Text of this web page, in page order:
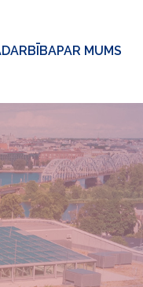
PAR MUMS